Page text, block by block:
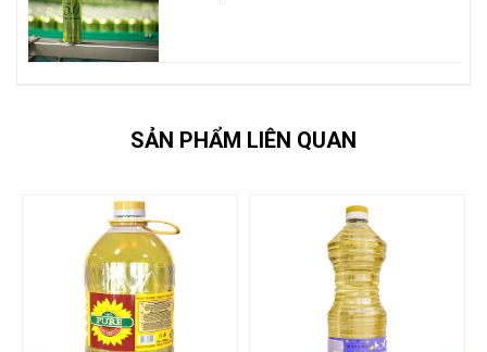
SẢN PHẨM LIÊN QUAN